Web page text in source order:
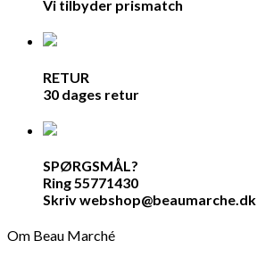
Vi tilbyder prismatch
RETUR
30 dages retur
SPØRGSMÅL?
Ring 55771430
Skriv webshop@beaumarche.dk
Om Beau Marché